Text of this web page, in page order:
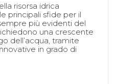
risorsa idrica
principali sfide per il
più evidenti del
una crescente
dell’acqua, tramite
in grado di